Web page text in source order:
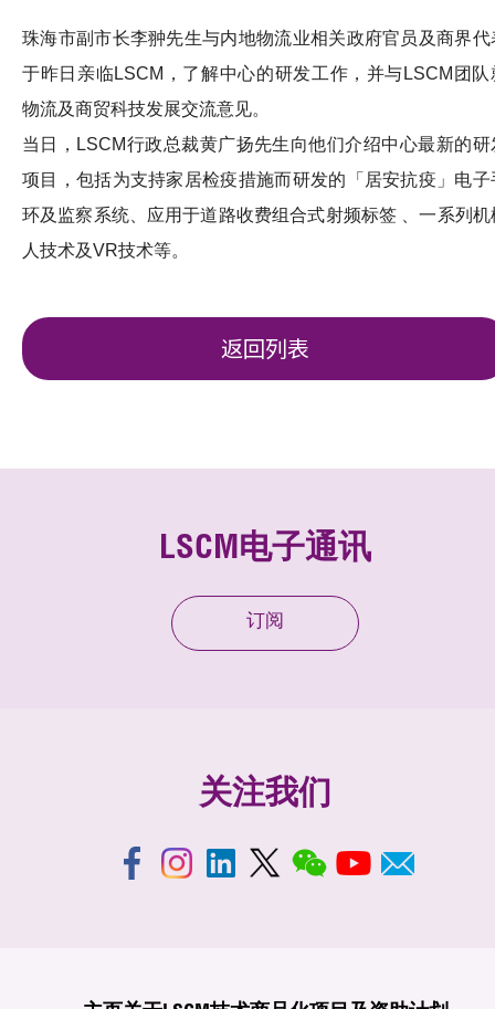
珠海市副市长李翀先生与内地物流业相关政府官员及商界代
于昨日亲临LSCM，了解中心的研发工作，并与LSCM团队
物流及商贸科技发展交流意见。
当日，LSCM行政总裁黄广扬先生向他们介绍中心最新的研
项目，包括为支持家居检疫措施而研发的「居安抗疫」电子
环及监察系统、应用于道路收费组合式射频标签 、一系列机
人技术及VR技术等。
返回列表
LSCM电子通讯
订阅
关注我们